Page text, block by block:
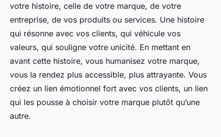
votre histoire, celle de votre marque, de votre
entreprise, de vos produits ou services. Une histoire
qui résonne avec vos clients, qui véhicule vos
valeurs, qui souligne votre unicité. En mettant en
avant cette histoire, vous humanisez votre marque,
vous la rendez plus accessible, plus attrayante. Vous
créez un lien émotionnel fort avec vos clients, un lien
qui les pousse à choisir votre marque plutôt qu’une
autre.